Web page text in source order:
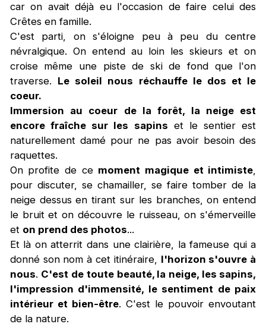
car on avait déjà eu l'occasion de faire celui des
Crêtes en famille.
C'est parti, on s'éloigne peu à peu du centre
névralgique. On entend au loin les skieurs et on
croise même une piste de ski de fond que l'on
traverse. Le soleil nous réchauffe le dos et le
coeur.
Immersion au coeur de la forêt, la neige est
encore fraîche sur les sapins et le sentier est
naturellement damé pour ne pas avoir besoin des
raquettes.
On profite de ce moment magique et intimiste,
pour discuter, se chamailler, se faire tomber de la
neige dessus en tirant sur les branches, on entend
le bruit et on découvre le ruisseau, on s'émerveille
et on prend des photos...
Et là on atterrit dans une clairière, la fameuse qui a
donné son nom à cet itinéraire, l'horizon s'ouvre à
nous. C'est de toute beauté, la neige, les sapins,
l'impression d'immensité, le sentiment de paix
intérieur et bien-être. C'est le pouvoir envoutant
de la nature.